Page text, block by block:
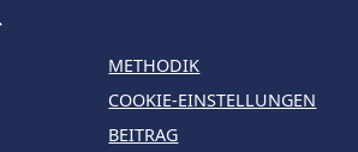
METHODIK
COOKIE-EINSTELLUNGEN
BEITRAG